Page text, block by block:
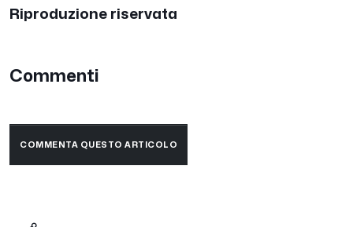
Riproduzione riservata
Commenti
COMMENTA QUESTO ARTICOLO